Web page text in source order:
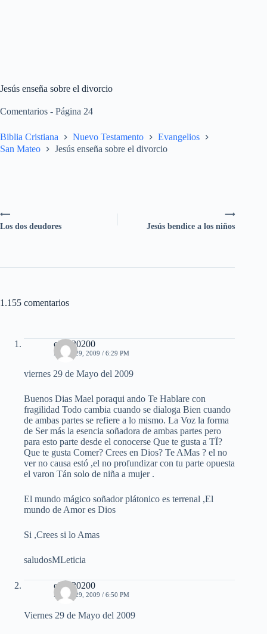
Jesús enseña sobre el divorcio
Comentarios - Página 24
Biblia Cristiana Nuevo Testamento
Evangelios
San Mateo
Jesús enseña sobre el divorcio
⟶
Jesús bendice a los niños
⟵
Los dos deudores
1.155 comentarios
cielo20200
MAYO 29, 2009 / 6:29 PM
viernes 29 de Mayo del 2009
Buenos Dias Mael poraqui ando Te Hablare con
fragilidad Todo cambia cuando se dialoga Bien cuando
de ambas partes se refiere a lo mismo. La Voz la forma
de Ser más la esencia soñadora de ambas partes pero
para esto parte desde el conocerse Que te gusta a TÏ?
Que te gusta Comer? Crees en Dios? Te AMas ? el no
ver no causa estó ,el no profundizar con tu parte opuesta
el varon Tán solo de niña a mujer .
El mundo mágico soñador plátonico es terrenal ,El
mundo de Amor es Dios
Si ,Crees si lo Amas
saludosMLeticia
cielo20200
MAYO 29, 2009 / 6:50 PM
Viernes 29 de Mayo del 2009